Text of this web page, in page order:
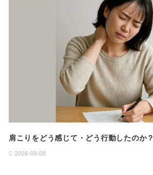
肩こりをどう感じて・どう行動したのか？
2026-08-08